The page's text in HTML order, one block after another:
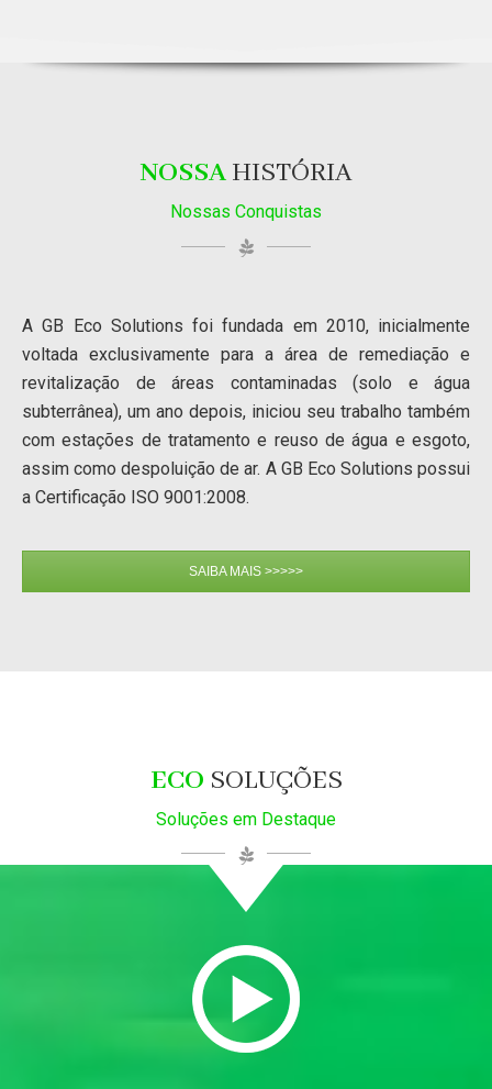
NOSSAHISTÓRIA
Nossas Conquistas
A GB Eco Solutions foi fundada em 2010, inicialmente
voltada exclusivamente para a área de remediação e
revitalização de áreas contaminadas (solo e água
subterrânea), um ano depois, iniciou seu trabalho também
com estações de tratamento e reuso de água e esgoto,
assim como despoluição de ar. A GB Eco Solutions possui
a Certificação ISO 9001:2008.
SAIBA MAIS >>>>>
ECO SOLUÇÕES
Soluções em Destaque